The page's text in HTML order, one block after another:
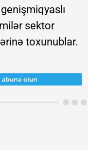
sektor
toxunublar.